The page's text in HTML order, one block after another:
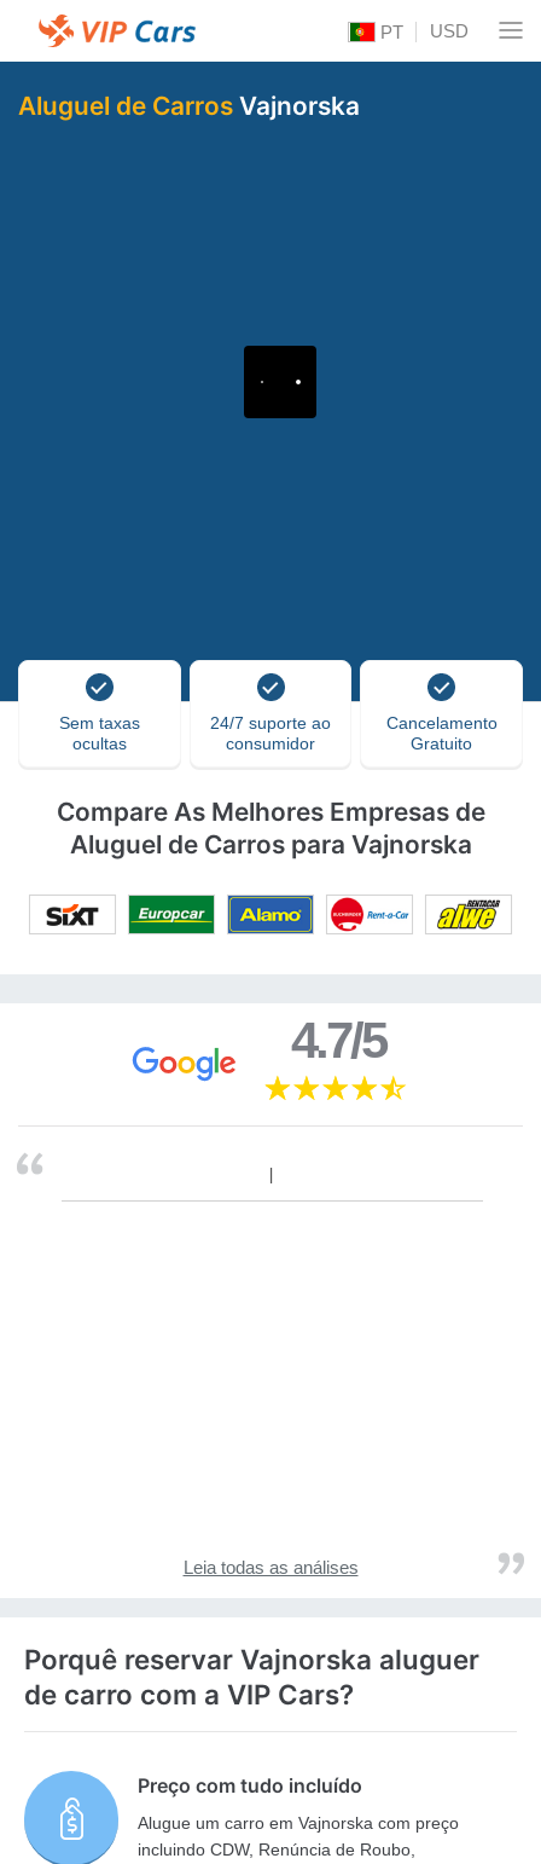
PT USD
Aluguel de Carros Vajnorska
Sem taxas
ocultas
24/7 suporte ao
consumidor
Cancelamento
Gratuito
Compare As Melhores Empresas de
Aluguel de Carros para Vajnorska
4.7/5
Leia todas as análises
Porquê reservar Vajnorska aluguer
de carro com a VIP Cars?
Preço com tudo incluído
Alugue um carro em Vajnorska com preço
incluindo CDW, Renúncia de Roubo,